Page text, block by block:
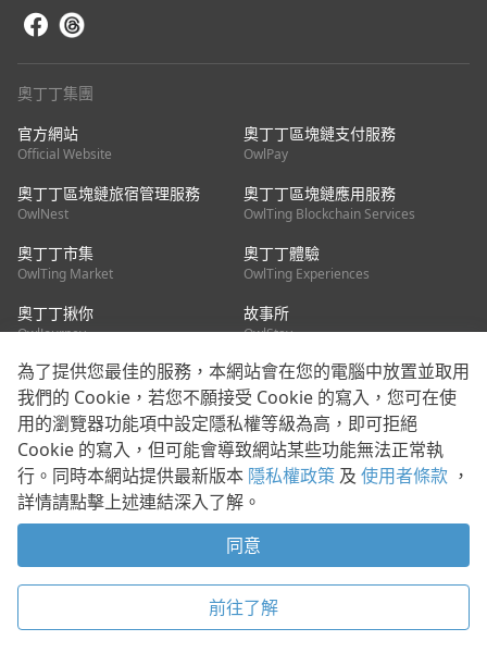
奧丁丁集團
官方網站
Official Website
奧丁丁區塊鏈支付服務
OwlPay
奧丁丁區塊鏈旅宿管理服務
OwlNest
奧丁丁區塊鏈應用服務
OwlTing Blockchain Services
奧丁丁市集
OwlTing Market
奧丁丁體驗
OwlTing Experiences
奧丁丁揪你
OwlJourney
故事所
OwlStay
聯絡我們
客服信箱：mediapartner@owlting.com
服務信箱 / 廣告洽詢：info_owlnews@owlting.com
媒體合作 / 新聞稿提供：mediapartner@owlting.com
使用者條款 隱私權政策 Cookie 政策
為了提供您最佳的服務，本網站會在您的電腦中放置並取用
我們的 Cookie，若您不願接受 Cookie 的寫入，您可在使
用的瀏覽器功能項中設定隱私權等級為高，即可拒絕
Cookie 的寫入，但可能會導致網站某些功能無法正常執
行。同時本網站提供最新版本 隱私權政策 及 使用者條款 ，
詳情請點擊上述連結深入了解。
同意
前往了解